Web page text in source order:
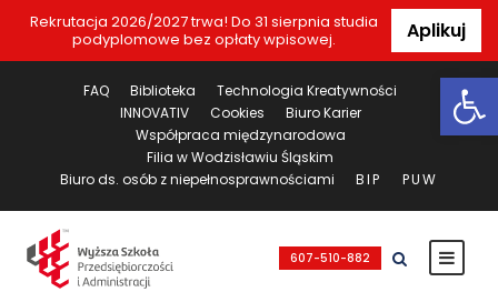
Rekrutacja 2026/2027 trwa! Do 31 sierpnia studia
podyplomowe bez opłaty wpisowej.
Aplikuj
FAQ Biblioteka
Technologia Kreatywności
INNOVATIV
Cookies
Biuro Karier
Współpraca międzynarodowa
Filia w Wodzisławiu Śląskim
Biuro ds. osób z niepełnosprawnościami
BIP PUW
607-510-882